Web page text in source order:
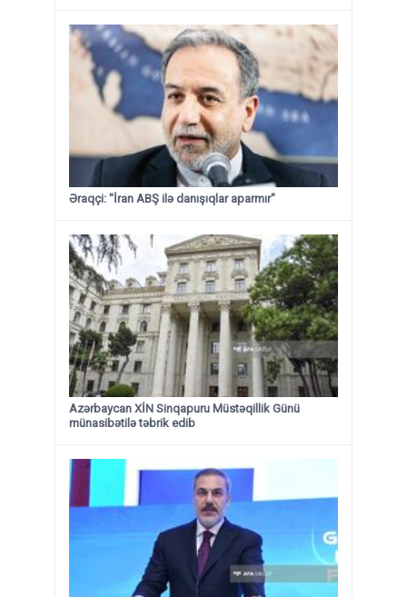
Əraqçi: "İran ABŞ ilə danışıqlar aparmır"
Azərbaycan XİN Sinqapuru Müstəqillik Günü
münasibətilə təbrik edib